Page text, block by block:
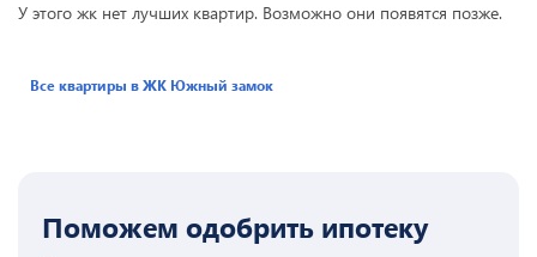
У этого жк нет лучших квартир. Возможно они появятся позже.
Все квартиры в ЖК Южный замок
Поможем одобрить ипотеку